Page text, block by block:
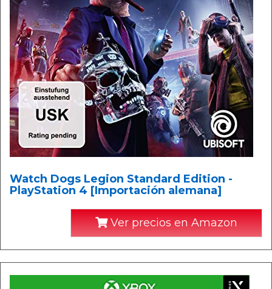
Watch Dogs Legion Standard Edition -
PlayStation 4 [Importación alemana]
Ver precios en Amazon